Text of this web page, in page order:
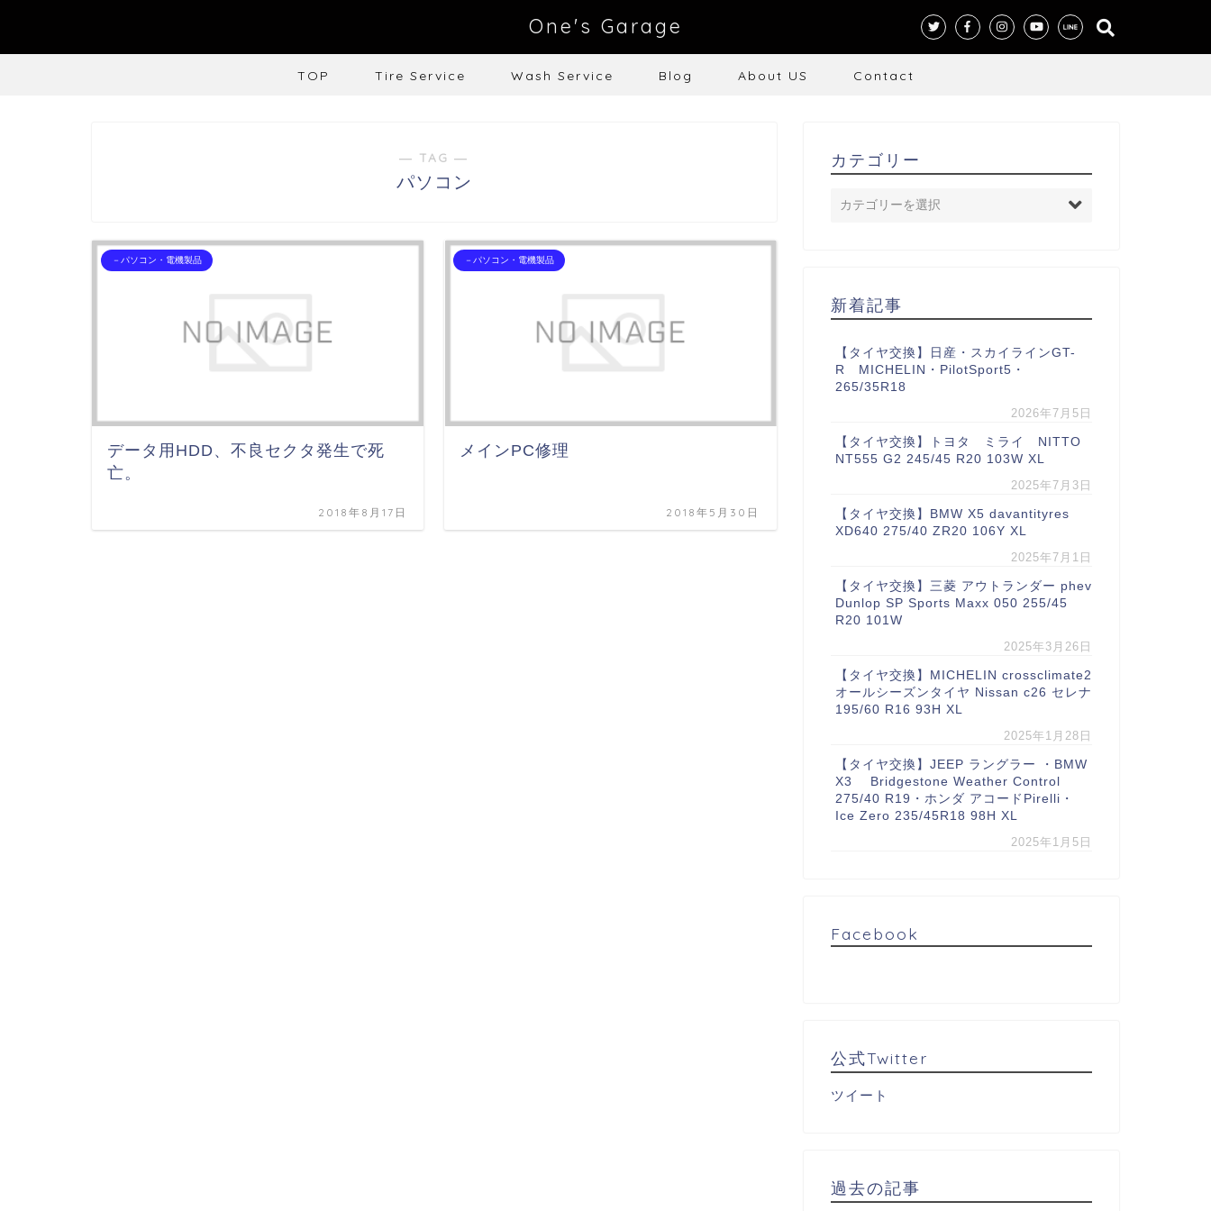
One's Garage
TOP Tire Service Wash Service Blog About US Contact
― TAG ―
パソコン
－パソコン・電機製品
データ用HDD、不良セクタ発生で死
亡。
2018年8月17日
－パソコン・電機製品
メインPC修理
2018年5月30日
カテゴリー
新着記事
【タイヤ交換】日産・スカイラインGT-
R MICHELIN・PilotSport5・
265/35R18
2026年7月5日
【タイヤ交換】トヨタ ミライ NITTO
NT555 G2 245/45 R20 103W XL
2025年7月3日
【タイヤ交換】BMW X5 davantityres
XD640 275/40 ZR20 106Y XL
2025年7月1日
【タイヤ交換】三菱 アウトランダー phev
Dunlop SP Sports Maxx 050 255/45
R20 101W
2025年3月26日
【タイヤ交換】MICHELIN crossclimate2
オールシーズンタイヤ Nissan c26 セレナ
195/60 R16 93H XL
2025年1月28日
【タイヤ交換】JEEP ラングラー ・BMW
X3 Bridgestone Weather Control
275/40 R19・ホンダ アコードPirelli・
Ice Zero 235/45R18 98H XL
2025年1月5日
Facebook
公式Twitter
ツイート
過去の記事